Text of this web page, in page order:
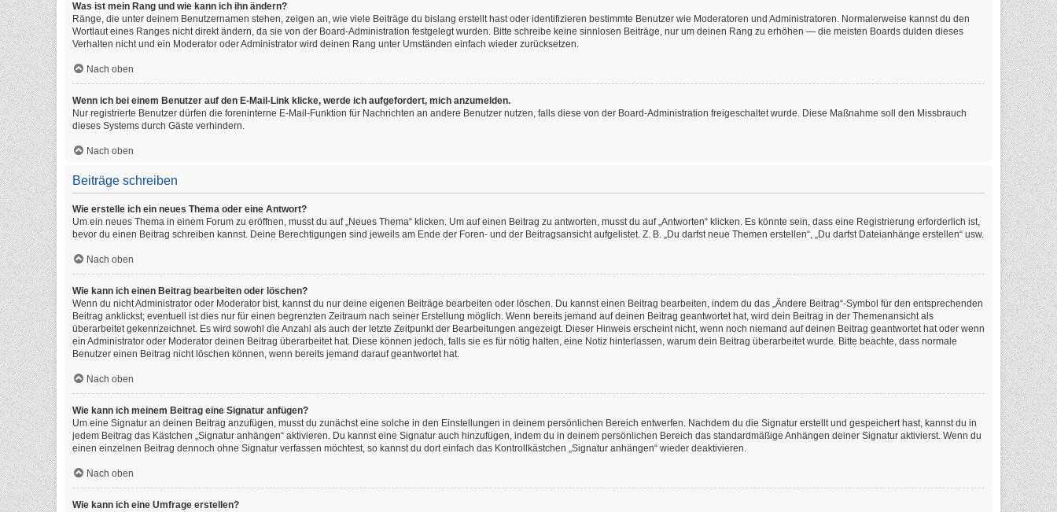
Was ist mein Rang und wie kann ich ihn ändern?
Ränge, die unter deinem Benutzernamen stehen, zeigen an, wie viele Beiträge du bislang erstellt hast oder identifizieren bestimmte Benutzer wie Moderatoren und Administratoren. Normalerweise kannst du den
Wortlaut eines Ranges nicht direkt ändern, da sie von der Board-Administration festgelegt wurden. Bitte schreibe keine sinnlosen Beiträge, nur um deinen Rang zu erhöhen — die meisten Boards dulden dieses
Verhalten nicht und ein Moderator oder Administrator wird deinen Rang unter Umständen einfach wieder zurücksetzen.
Nach oben
Wenn ich bei einem Benutzer auf den E-Mail-Link klicke, werde ich aufgefordert, mich anzumelden.
Nur registrierte Benutzer dürfen die foreninterne E-Mail-Funktion für Nachrichten an andere Benutzer nutzen, falls diese von der Board-Administration freigeschaltet wurde. Diese Maßnahme soll den Missbrauch
dieses Systems durch Gäste verhindern.
Nach oben
Beiträge schreiben
Wie erstelle ich ein neues Thema oder eine Antwort?
Um ein neues Thema in einem Forum zu eröffnen, musst du auf „Neues Thema“ klicken. Um auf einen Beitrag zu antworten, musst du auf „Antworten“ klicken. Es könnte sein, dass eine Registrierung erforderlich ist,
bevor du einen Beitrag schreiben kannst. Deine Berechtigungen sind jeweils am Ende der Foren- und der Beitragsansicht aufgelistet. Z. B. „Du darfst neue Themen erstellen“, „Du darfst Dateianhänge erstellen“ usw.
Nach oben
Wie kann ich einen Beitrag bearbeiten oder löschen?
Wenn du nicht Administrator oder Moderator bist, kannst du nur deine eigenen Beiträge bearbeiten oder löschen. Du kannst einen Beitrag bearbeiten, indem du das „Ändere Beitrag“-Symbol für den entsprechenden
Beitrag anklickst; eventuell ist dies nur für einen begrenzten Zeitraum nach seiner Erstellung möglich. Wenn bereits jemand auf deinen Beitrag geantwortet hat, wird dein Beitrag in der Themenansicht als
überarbeitet gekennzeichnet. Es wird sowohl die Anzahl als auch der letzte Zeitpunkt der Bearbeitungen angezeigt. Dieser Hinweis erscheint nicht, wenn noch niemand auf deinen Beitrag geantwortet hat oder wenn
ein Administrator oder Moderator deinen Beitrag überarbeitet hat. Diese können jedoch, falls sie es für nötig halten, eine Notiz hinterlassen, warum dein Beitrag überarbeitet wurde. Bitte beachte, dass normale
Benutzer einen Beitrag nicht löschen können, wenn bereits jemand darauf geantwortet hat.
Nach oben
Wie kann ich meinem Beitrag eine Signatur anfügen?
Um eine Signatur an deinen Beitrag anzufügen, musst du zunächst eine solche in den Einstellungen in deinem persönlichen Bereich entwerfen. Nachdem du die Signatur erstellt und gespeichert hast, kannst du in
jedem Beitrag das Kästchen „Signatur anhängen“ aktivieren. Du kannst eine Signatur auch hinzufügen, indem du in deinem persönlichen Bereich das standardmäßige Anhängen deiner Signatur aktivierst. Wenn du
einen einzelnen Beitrag dennoch ohne Signatur verfassen möchtest, so kannst du dort einfach das Kontrollkästchen „Signatur anhängen“ wieder deaktivieren.
Nach oben
Wie kann ich eine Umfrage erstellen?